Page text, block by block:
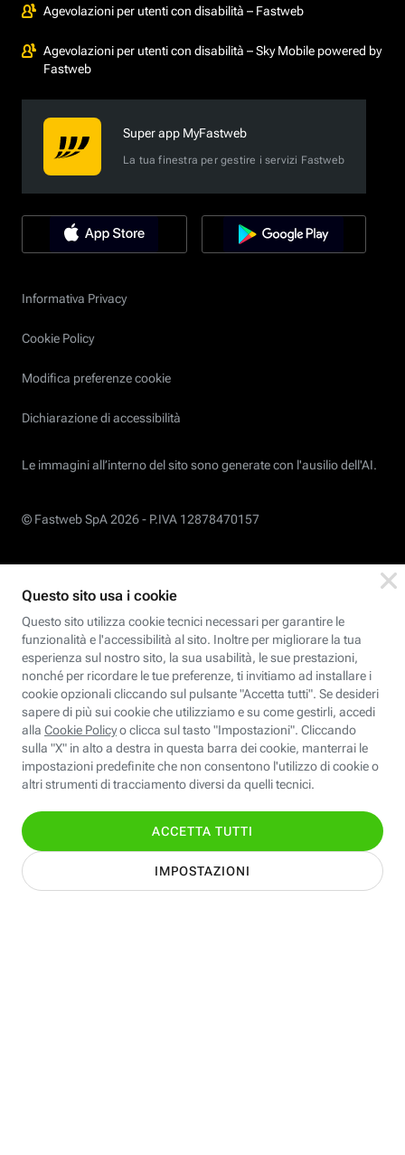
Agevolazioni per utenti con disabilità – Fastweb
Agevolazioni per utenti con disabilità – Sky Mobile powered by
Fastweb
Super app MyFastweb
La tua finestra per gestire i servizi Fastweb
Informativa Privacy
Cookie Policy
Modifica preferenze cookie
Dichiarazione di accessibilità
Le immagini all’interno del sito sono generate con l'ausilio dell'AI.
© Fastweb SpA 2026 - P.IVA 12878470157